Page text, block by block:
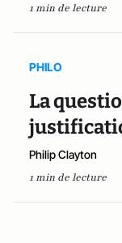
1 min de lecture
PHILO
La
Philip Clayton
1 min de lecture